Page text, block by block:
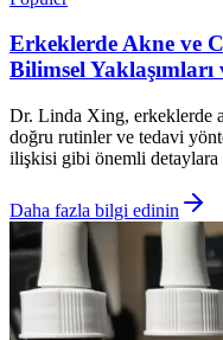
Erkeklerde Akne ve
Bilimsel
Dr. Linda Xing, erkeklerde
doğru rutinler ve tedavi
ilişkisi gibi önemli detaylara
Daha fazla bilgi edinin